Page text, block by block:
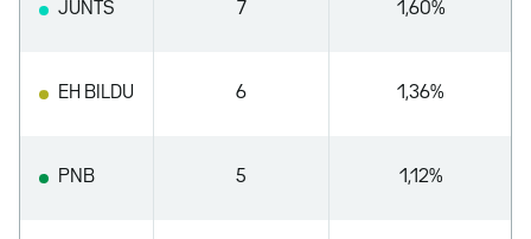
JUNTS 7 1,60%
EH BILDU 6 1,36%
PNB 5 1,12%